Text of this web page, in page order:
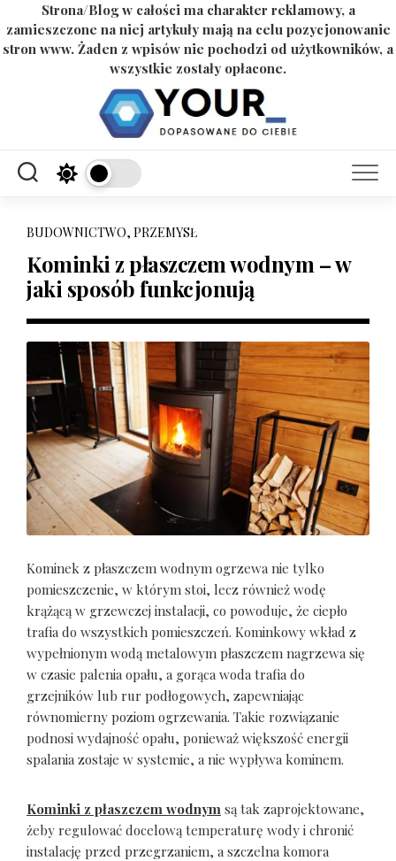
Strona/Blog w całości ma charakter reklamowy, a
zamieszczone na niej artykuły mają na celu pozycjonowanie
stron www. Żaden z wpisów nie pochodzi od użytkowników, a
wszystkie zostały opłacone.
BUDOWNICTWO, PRZEMYSŁ
Kominki z płaszczem wodnym – w
jaki sposób funkcjonują
Kominek z płaszczem wodnym ogrzewa nie tylko
pomieszczenie, w którym stoi, lecz również wodę
krążącą w grzewczej instalacji, co powoduje, że ciepło
trafia do wszystkich pomieszczeń. Kominkowy wkład z
wypełnionym wodą metalowym płaszczem nagrzewa się
w czasie palenia opału, a gorąca woda trafia do
grzejników lub rur podłogowych, zapewniając
równomierny poziom ogrzewania. Takie rozwiązanie
podnosi wydajność opału, ponieważ większość energii
spalania zostaje w systemie, a nie wypływa kominem.
Kominki z płaszczem wodnym są tak zaprojektowane,
żeby regulować docelową temperaturę wody i chronić
instalację przed przegrzaniem, a szczelna komora